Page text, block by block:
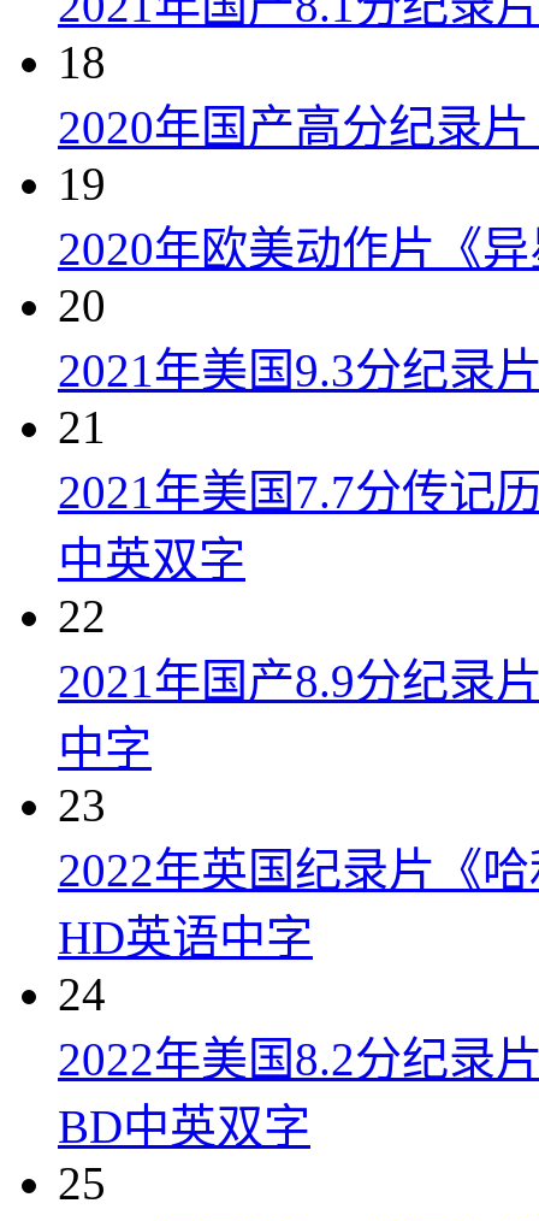
18
2020年国产高分纪录
19
2020年欧美动作片《
20
2021年美国9.3分纪录
21
2021年美国7.7分传记
中英双字
22
2021年国产8.9分纪录
中字
23
2022年英国纪录片《
HD英语中字
24
2022年美国8.2分纪录
BD中英双字
25